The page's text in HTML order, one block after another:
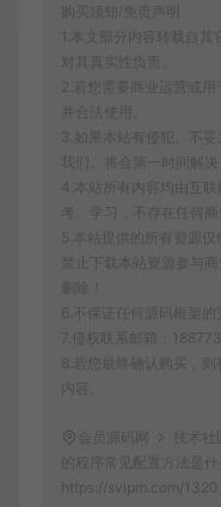
购买须知/免责声明
1.本文部分内容转载自
对其真实性负责。
2.若您需要商业运营或
并合法使用。
3.如果本站有侵犯、不
我们。将会第一时间解决
4.本站所有内容均由互
考、学习，不存在任何商
5.本站提供的所有资源仅
禁止下载本站资源参与
删除！
6.不保证任何源码框架的
7.侵权联系邮箱：
8.若您最终确认购买，
内容。
会员源码网 技术社
的程序常见配置方法是什
https://svipm.com/